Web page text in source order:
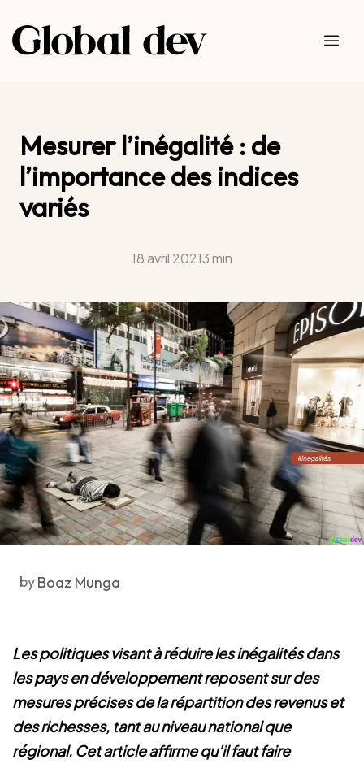
au
contenu
Mesurer l’inégalité : de
l’importance des indices
variés
18 avril 20213 min
byBoaz Munga
Les politiques visant à réduire les inégalités dans
les pays en développement reposent sur des
mesures précises de la répartition des revenus et
des richesses, tant au niveau national que
régional. Cet article affirme qu’il faut faire